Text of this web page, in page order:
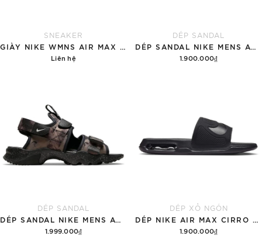
SNEAKER
GIÀY NIKE WMNS AIR MAX 1 '87 'GREAT INDOORS'
Liên hệ
DÉP SANDAL
DÉP SANDAL NIKE MENS ACG AIR DESCHUTZ 'RED BLACK'
1.900.000₫
DÉP SANDAL
DÉP SANDAL NIKE MENS ACG AIR DESCHUTZ 'ĐẤT RỪNG'
1.999.000₫
DÉP XỎ NGÓN
DÉP NIKE AIR MAX CIRRO MEN'S SLIDES 'BLACK'
1.900.000₫